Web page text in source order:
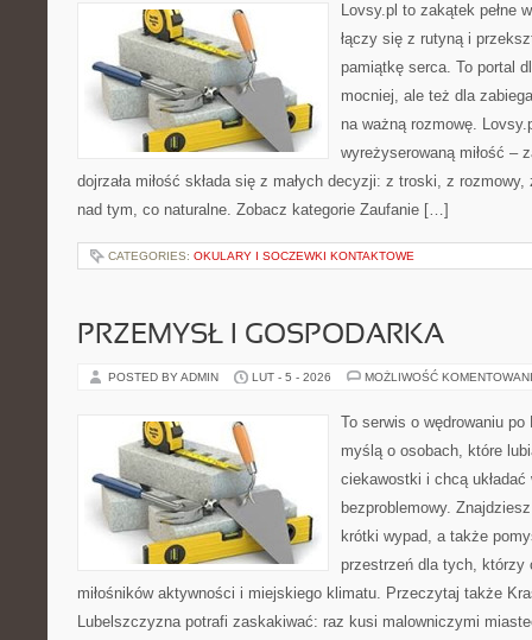
Lovsy.pl to zakątek pełne
łączy się z rutyną i
pamiątkę serca. To portal
mocniej, ale też dla
na ważną rozmowę.
wyreżyserowaną miłość –
dojrzała miłość składa się z małych decyzji: z troski, z
nad tym, co naturalne. Zobacz kategorie Zaufanie […]
CATEGORIES: OKULARY I SOCZEWKI KONTAKTOWE
PRZEMYSŁ I GOSPODARKA
POSTED BY ADMIN LUT - 5 - 2026 MOŻLIWOŚĆ
To serwis o wędrowaniu
myślą o osobach, które
ciekawostki i chcą
bezproblemowy.
krótki wypad, a także
przestrzeń dla tych, którzy
miłośników aktywności i miejskiego klimatu. Przeczytaj także
Lubelszczyzna potrafi zaskakiwać: raz kusi malowniczymi